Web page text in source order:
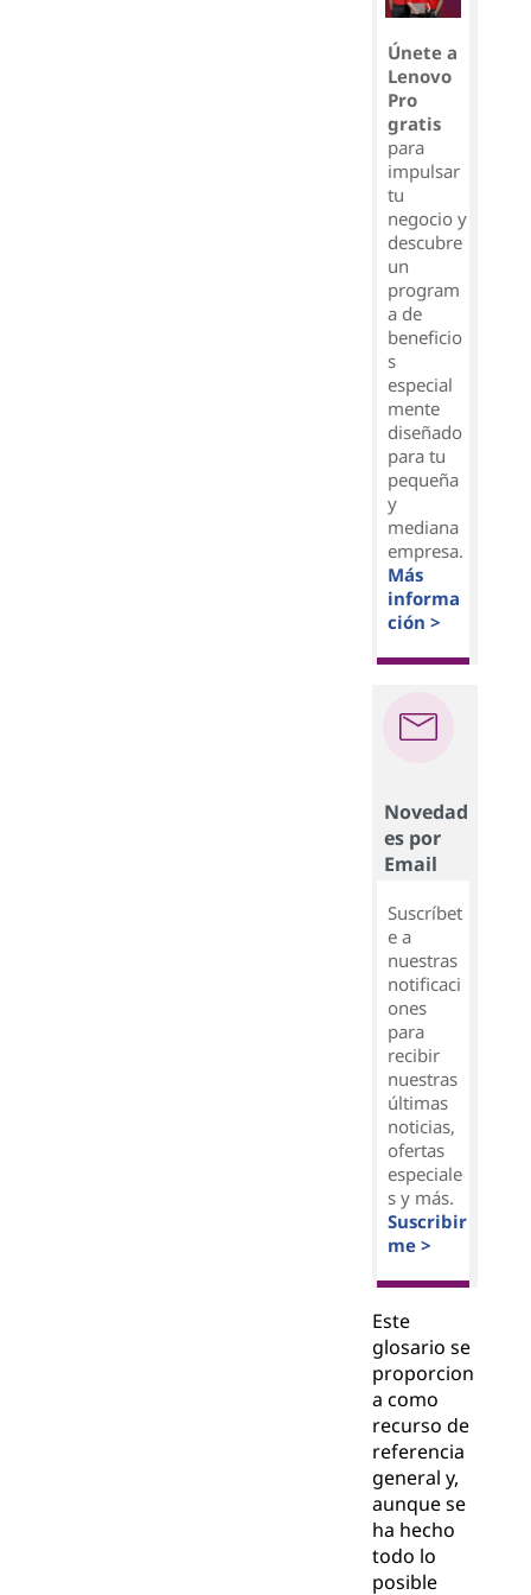
Únete a
Lenovo
Pro
gratis
para
impulsar
tu
negocio y
descubre
un
program
a de
beneficio
s
especial
mente
diseñado
para tu
pequeña
y
mediana
empresa.
Más
informa
ción >
Novedad
es por
Email
Suscríbet
e a
nuestras
notificaci
ones
para
recibir
nuestras
últimas
noticias,
ofertas
especiale
s y más.
Suscribir
me >
Este
glosario se
proporcion
a como
recurso de
referencia
general y,
aunque se
ha hecho
todo lo
posible